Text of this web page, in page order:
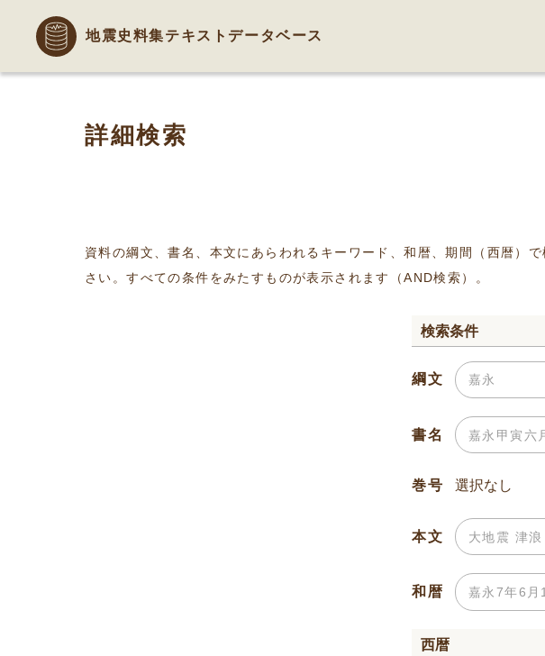
地震史料集テキストデータベース
詳細検索
資料の綱文、書名、本文にあらわれるキーワード、和暦、期間（西暦）
さい。すべての条件をみたすものが表示されます（AND検索）。
検索条件
綱文
書名
巻号
本文
和暦
西暦